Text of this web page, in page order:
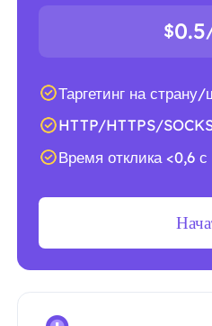
$0.5
Таргетинг на
HTTP/HTTPS/
Время отклика <0,6 с